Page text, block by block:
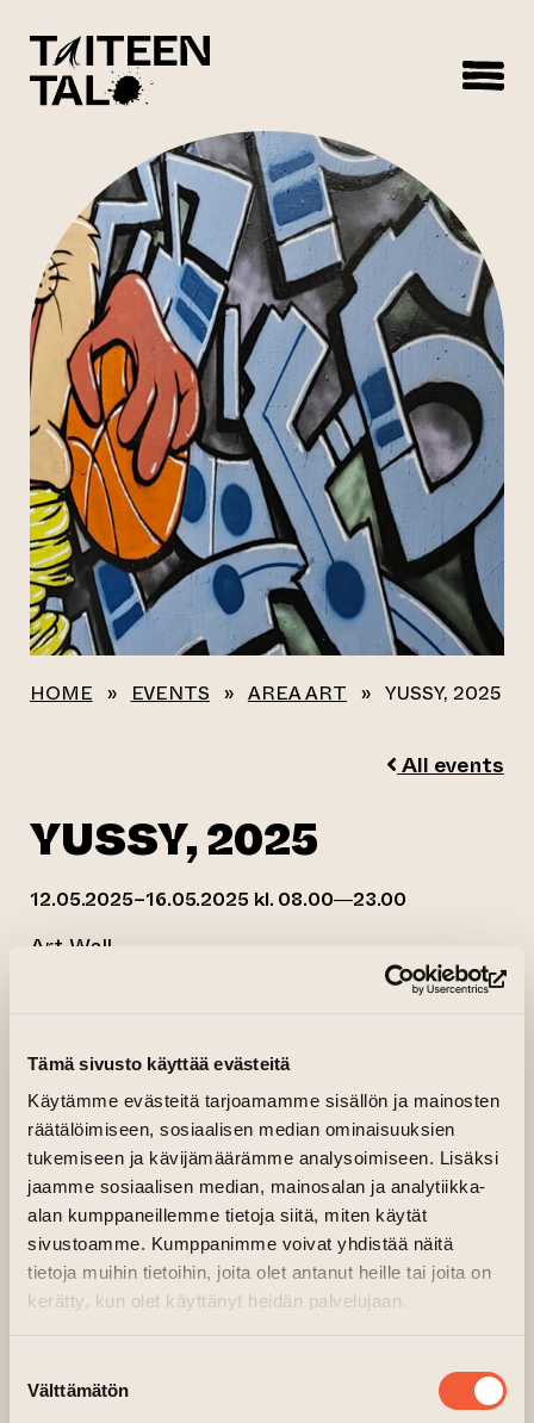
Tämä sivusto käyttää evästeitä
Käytämme evästeitä tarjoamamme sisällön ja mainosten
räätälöimiseen, sosiaalisen median ominaisuuksien
tukemiseen ja kävijämäärämme analysoimiseen. Lisäksi
jaamme sosiaalisen median, mainosalan ja analytiikka-
alan kumppaneillemme tietoja siitä, miten käytät
sivustoamme. Kumppanimme voivat yhdistää näitä
tietoja muihin tietoihin, joita olet antanut heille tai joita on
kerätty, kun olet käyttänyt heidän palvelujaan.
valinta
Välttämätön
HOME » EVENTS » AREA ART » YUSSY, 2025
All events
YUSSY, 2025
12.05.2025–16.05.2025 kl. 08.00—23.00
Art Wall